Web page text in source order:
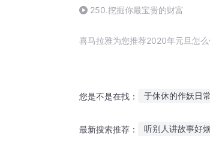
250.挖掘你最宝贵的财富
喜马拉雅为您推荐2020年元旦怎
您是不是在找： 于休休的作妖日常
最新搜索推荐： 听别人讲故事好